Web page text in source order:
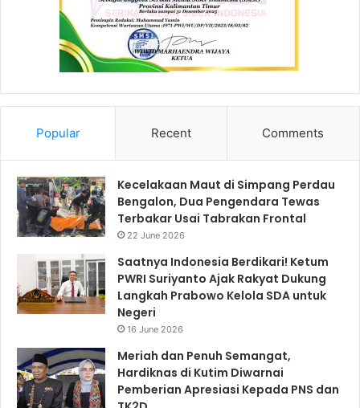
Popular Recent Comments
Kecelakaan Maut di Simpang Perdau
Bengalon, Dua Pengendara Tewas
Terbakar Usai Tabrakan Frontal
22 June 2026
Saatnya Indonesia Berdikari! Ketum
PWRI Suriyanto Ajak Rakyat Dukung
Langkah Prabowo Kelola SDA untuk
Negeri
16 June 2026
Meriah dan Penuh Semangat,
Hardiknas di Kutim Diwarnai
Pemberian Apresiasi Kepada PNS dan